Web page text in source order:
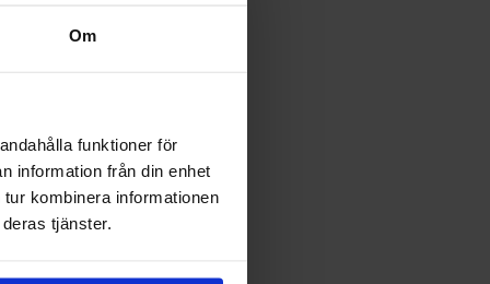
Om
funktioner för
information från din enhet
kombinera informationen
tjänster.